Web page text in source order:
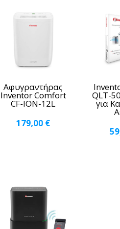
Αφυγραντήρας
Inventor Comfort
CF-ION-12L
179,00 €
QLT-
για